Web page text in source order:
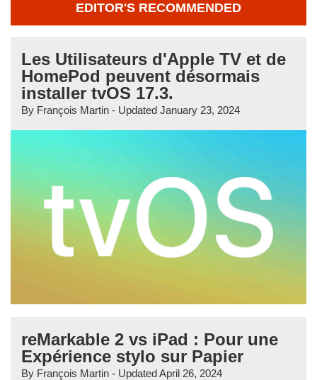
EDITOR'S RECOMMENDED
Les Utilisateurs d'Apple TV et de
HomePod peuvent désormais
installer tvOS 17.3.
By François Martin - Updated January 23, 2024
reMarkable 2 vs iPad : Pour une
Expérience stylo sur Papier
By François Martin - UpdatedApril 26, 2024